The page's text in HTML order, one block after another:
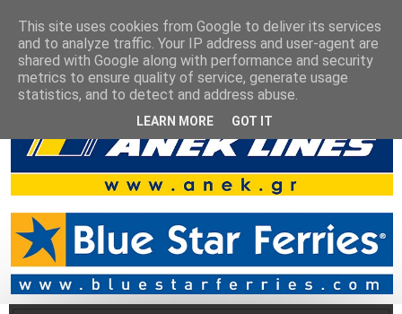
This site uses cookies from Google to deliver its services
and to analyze traffic. Your IP address and user-agent are
shared with Google along with performance and security
metrics to ensure quality of service, generate usage
statistics, and to detect and address abuse.
LEARN MORE GOT IT